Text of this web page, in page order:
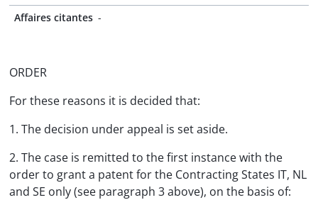
Affaires citantes -
ORDER
For these reasons it is decided that:
1. The decision under appeal is set aside.
2. The case is remitted to the first instance with the
order to grant a patent for the Contracting States IT, NL
and SE only (see paragraph 3 above), on the basis of: